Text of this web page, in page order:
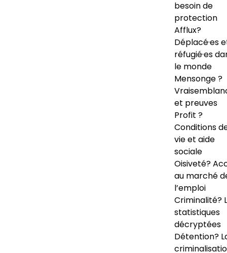
besoin de
protection
Afflux?
Déplacé·es
réfugié·es
le monde
Mensonge ?
et preuves
Profit ?
Conditions
vie et aide
sociale
Oisiveté?
au marché
l’emploi
Criminalité?
statistiques
décryptées
Détention?